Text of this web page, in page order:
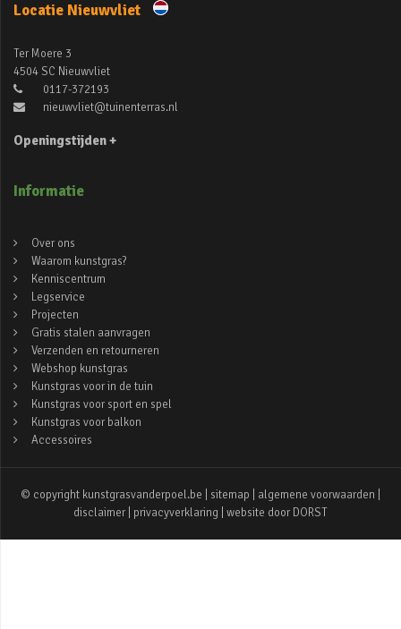
Locatie Nieuwvliet
Ter Moere 3
4504 SC Nieuwvliet
0117-372193
nieuwvliet@tuinenterras.nl
Openingstijden +
Informatie
Over ons
Waarom kunstgras?
Kenniscentrum
Legservice
Projecten
Gratis stalen aanvragen
Verzenden en retourneren
Webshop kunstgras
Kunstgras voor in de tuin
Kunstgras voor sport en spel
Kunstgras voor balkon
Accessoires
© copyright kunstgrasvanderpoel.be | sitemap algemene voorwaarden
disclaimer
privacyverklaring | website door DORST